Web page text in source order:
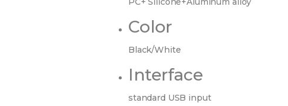
Color
Black/White
Interface
standard USB input